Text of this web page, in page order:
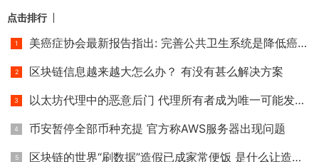
点击排行
美癌症协会最新报告指出: 完善公共卫生系统是降低癌症死亡率
区块链信息越来越大怎么办？ 有没有甚么解决方案
以太坊代理中的恶意后门 代理所有者成为唯一可能发生冲突的帐
币安暂停全部币种充提 官方称AWS服务器出现问题
区块链的世界“刷数据”造假已成家常便饭 是什么让造假者日益